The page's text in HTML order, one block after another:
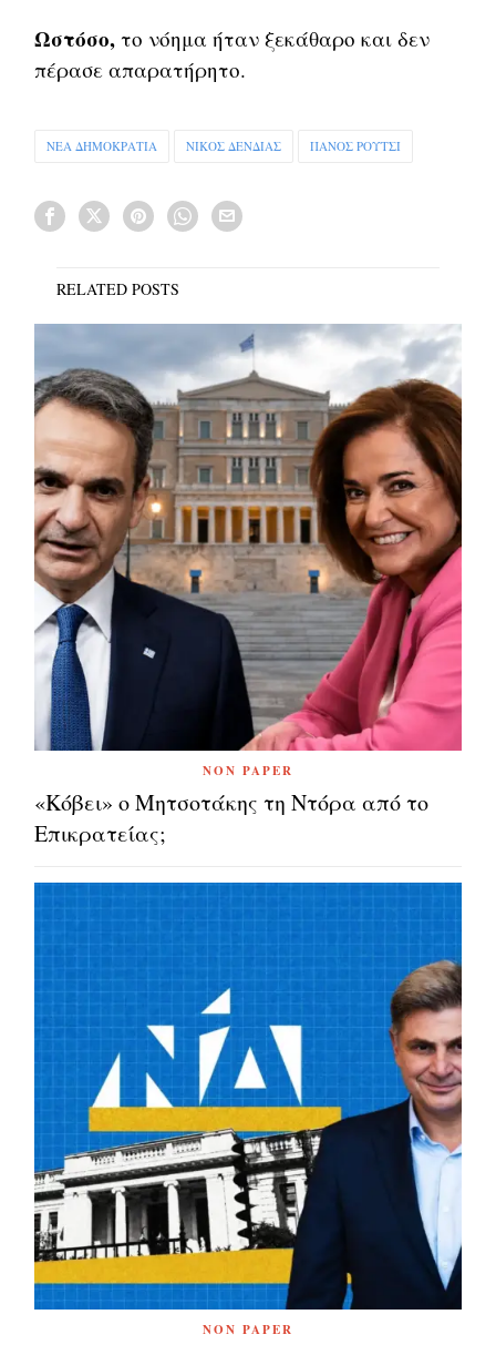
Ωστόσο, το νόημα ήταν ξεκάθαρο και δεν
πέρασε απαρατήρητο.
ΝΕΑ ΔΗΜΟΚΡΑΤΙΑ ΝΙΚΟΣ ΔΕΝΔΙΑΣ ΠΑΝΟΣ ΡΟΥΤΣΙ
RELATED POSTS
NON PAPER
«Κόβει» ο Μητσοτάκης τη Ντόρα από το
Επικρατείας;
NON PAPER